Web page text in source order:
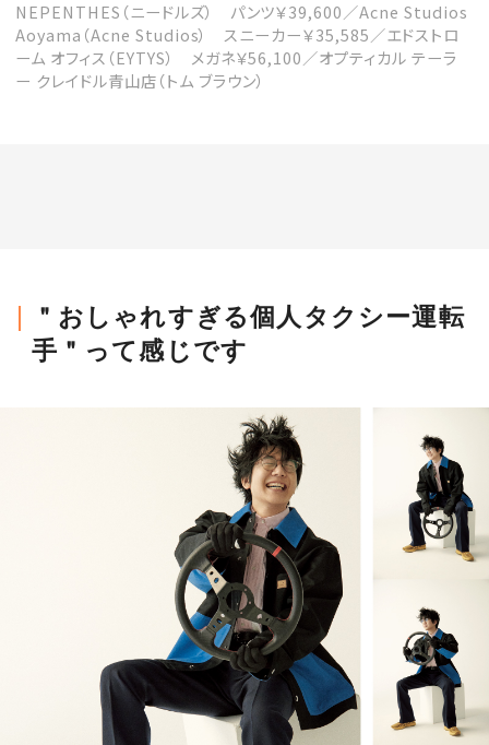
NEPENTHES（ニードルズ） パンツ￥39,600／Acne Studios
Aoyama（Acne Studios） スニーカー￥35,585／エドストロ
ーム オフィス（EYTYS） メガネ￥56,100／オプティカル テーラ
ー クレイドル青山店（トム ブラウン）
＂おしゃれすぎる個人タクシー運転
手＂って感じです